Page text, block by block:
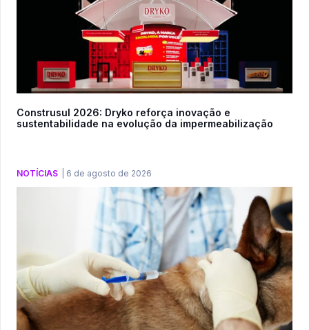
Construsul 2026: Dryko reforça inovação e
sustentabilidade na evolução da impermeabilização
NOTÍCIAS 6 de agosto de 2026